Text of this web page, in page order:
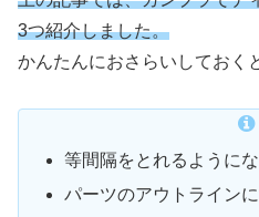
3つ紹介しました。
かんたんにおさらいしておく
等間隔をとれるように
パーツのアウトライン